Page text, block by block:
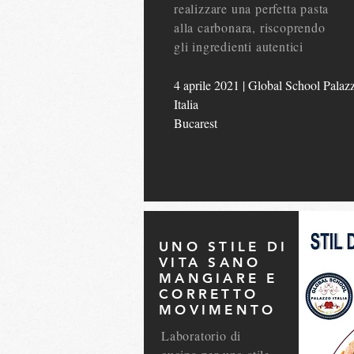
realizzare una perfetta pasta
alla carbonara, riscoprendo
gli ingredienti autentici
4 aprile 2021 | Global School
Italia
Bucarest
UNO STILE DI
VITA SANO
MANGIARE E
CORRETTO
MOVIMENTO
Laboratorio di